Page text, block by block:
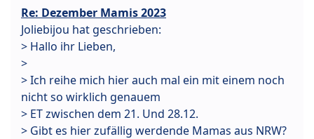
Re: Dezember Mamis 2023
Joliebijou hat geschrieben:
> Hallo ihr Lieben,
>
> Ich reihe mich hier auch mal ein mit einem noch
nicht so wirklich genauem
> ET zwischen dem 21. Und 28.12.
> Gibt es hier zufällig werdende Mamas aus NRW?